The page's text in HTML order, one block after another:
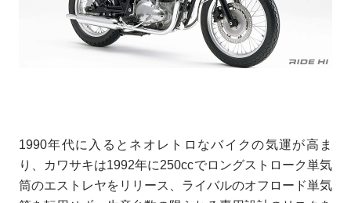
1990年代に入るとネオレトロなバイクの気運が高ま
り、カワサキは1992年に250ccでロングストローク単気
筒のエストレヤをリリース、ライバルのオフロード単気